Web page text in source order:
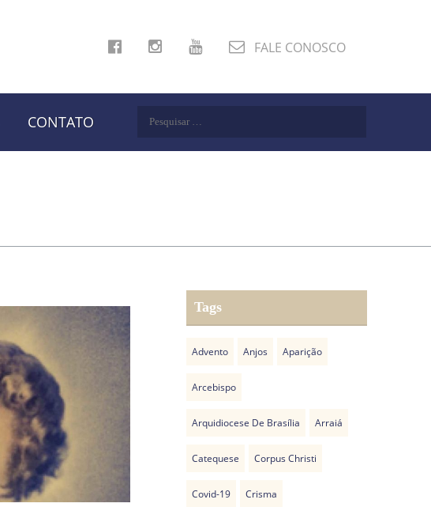
FALE CONOSCO
CONTATO
Pesquisar
Tags
Advento Anjos Aparição
Arcebispo
Arquidiocese De Brasília Arraiá
Catequese Corpus Christi
Covid-19 Crisma